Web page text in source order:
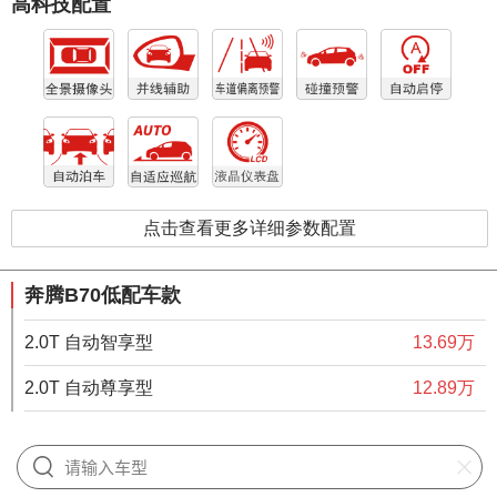
高科技配置
点击查看更多详细参数配置
奔腾B70低配车款
2.0T 自动智享型 13.69万
2.0T 自动尊享型 12.89万